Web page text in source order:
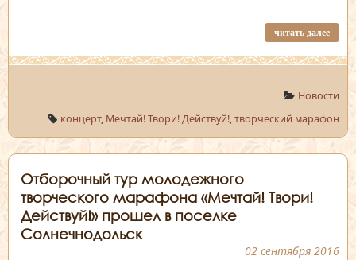
читать далее
Новости
концерт, Мечтай! Твори! Действуй!,творческий марафон
Отборочный тур молодежного
творческого марафона «Мечтай! Твори!
Действуй!» прошел в поселке
Солнечнодольск
02 сентября 2016